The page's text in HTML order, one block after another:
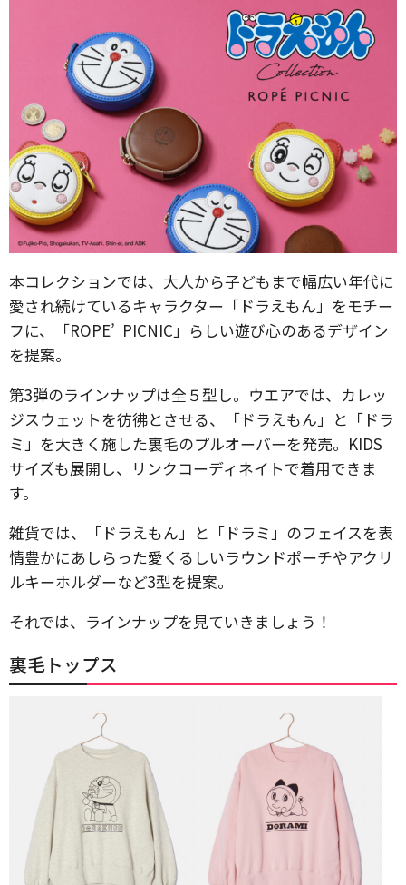
本コレクションでは、大人から子どもまで幅広い年代に
愛され続けているキャラクター「ドラえもん」をモチー
フに、「ROPE’ PICNIC」らしい遊び心のあるデザイン
を提案。
第3弾のラインナップは全５型し。ウエアでは、カレッ
ジスウェットを彷彿とさせる、「ドラえもん」と「ドラ
ミ」を大きく施した裏毛のプルオーバーを発売。KIDS
サイズも展開し、リンクコーディネイトで着用できま
す。
雑貨では、「ドラえもん」と「ドラミ」のフェイスを表
情豊かにあしらった愛くるしいラウンドポーチやアクリ
ルキーホルダーなど3型を提案。
それでは、ラインナップを見ていきましょう！
裏毛トップス